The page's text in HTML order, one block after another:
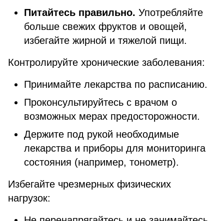
Питайтесь правильно. Употребляйте
больше свежих фруктов и овощей,
избегайте жирной и тяжелой пищи.
Контролируйте хронические заболевания:
Принимайте лекарства по расписанию.
Проконсультируйтесь с врачом о
возможных мерах предосторожности.
Держите под рукой необходимые
лекарства и приборы для мониторинга
состояния (например, тонометр).
Избегайте чрезмерных физических
нагрузок: